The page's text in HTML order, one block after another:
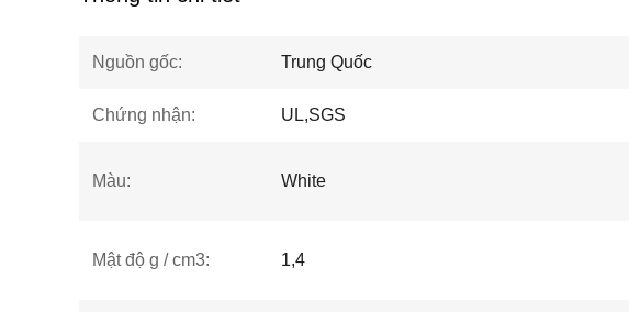
Nguồn gốc: Trung Quốc
Chứng nhận: UL,SGS
Màu: White
Mật độ g / cm3: 1,4